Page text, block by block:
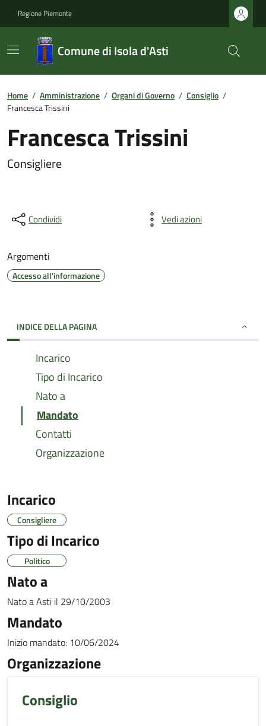
Regione Piemonte
Comune di Isola d'Asti
Home / Amministrazione / Organi di Governo / Consiglio /
Francesca Trissini
Francesca Trissini
Consigliere
Condividi Vedi azioni
Argomenti
Accesso all'informazione
INDICE DELLA PAGINA
Incarico
Tipo di Incarico
Nato a
Mandato
Contatti
Organizzazione
Incarico
Consigliere
Tipo di Incarico
Politico
Nato a
Nato aAsti il 29/10/2003
Mandato
Inizio mandato: 10/06/2024
Organizzazione
Consiglio